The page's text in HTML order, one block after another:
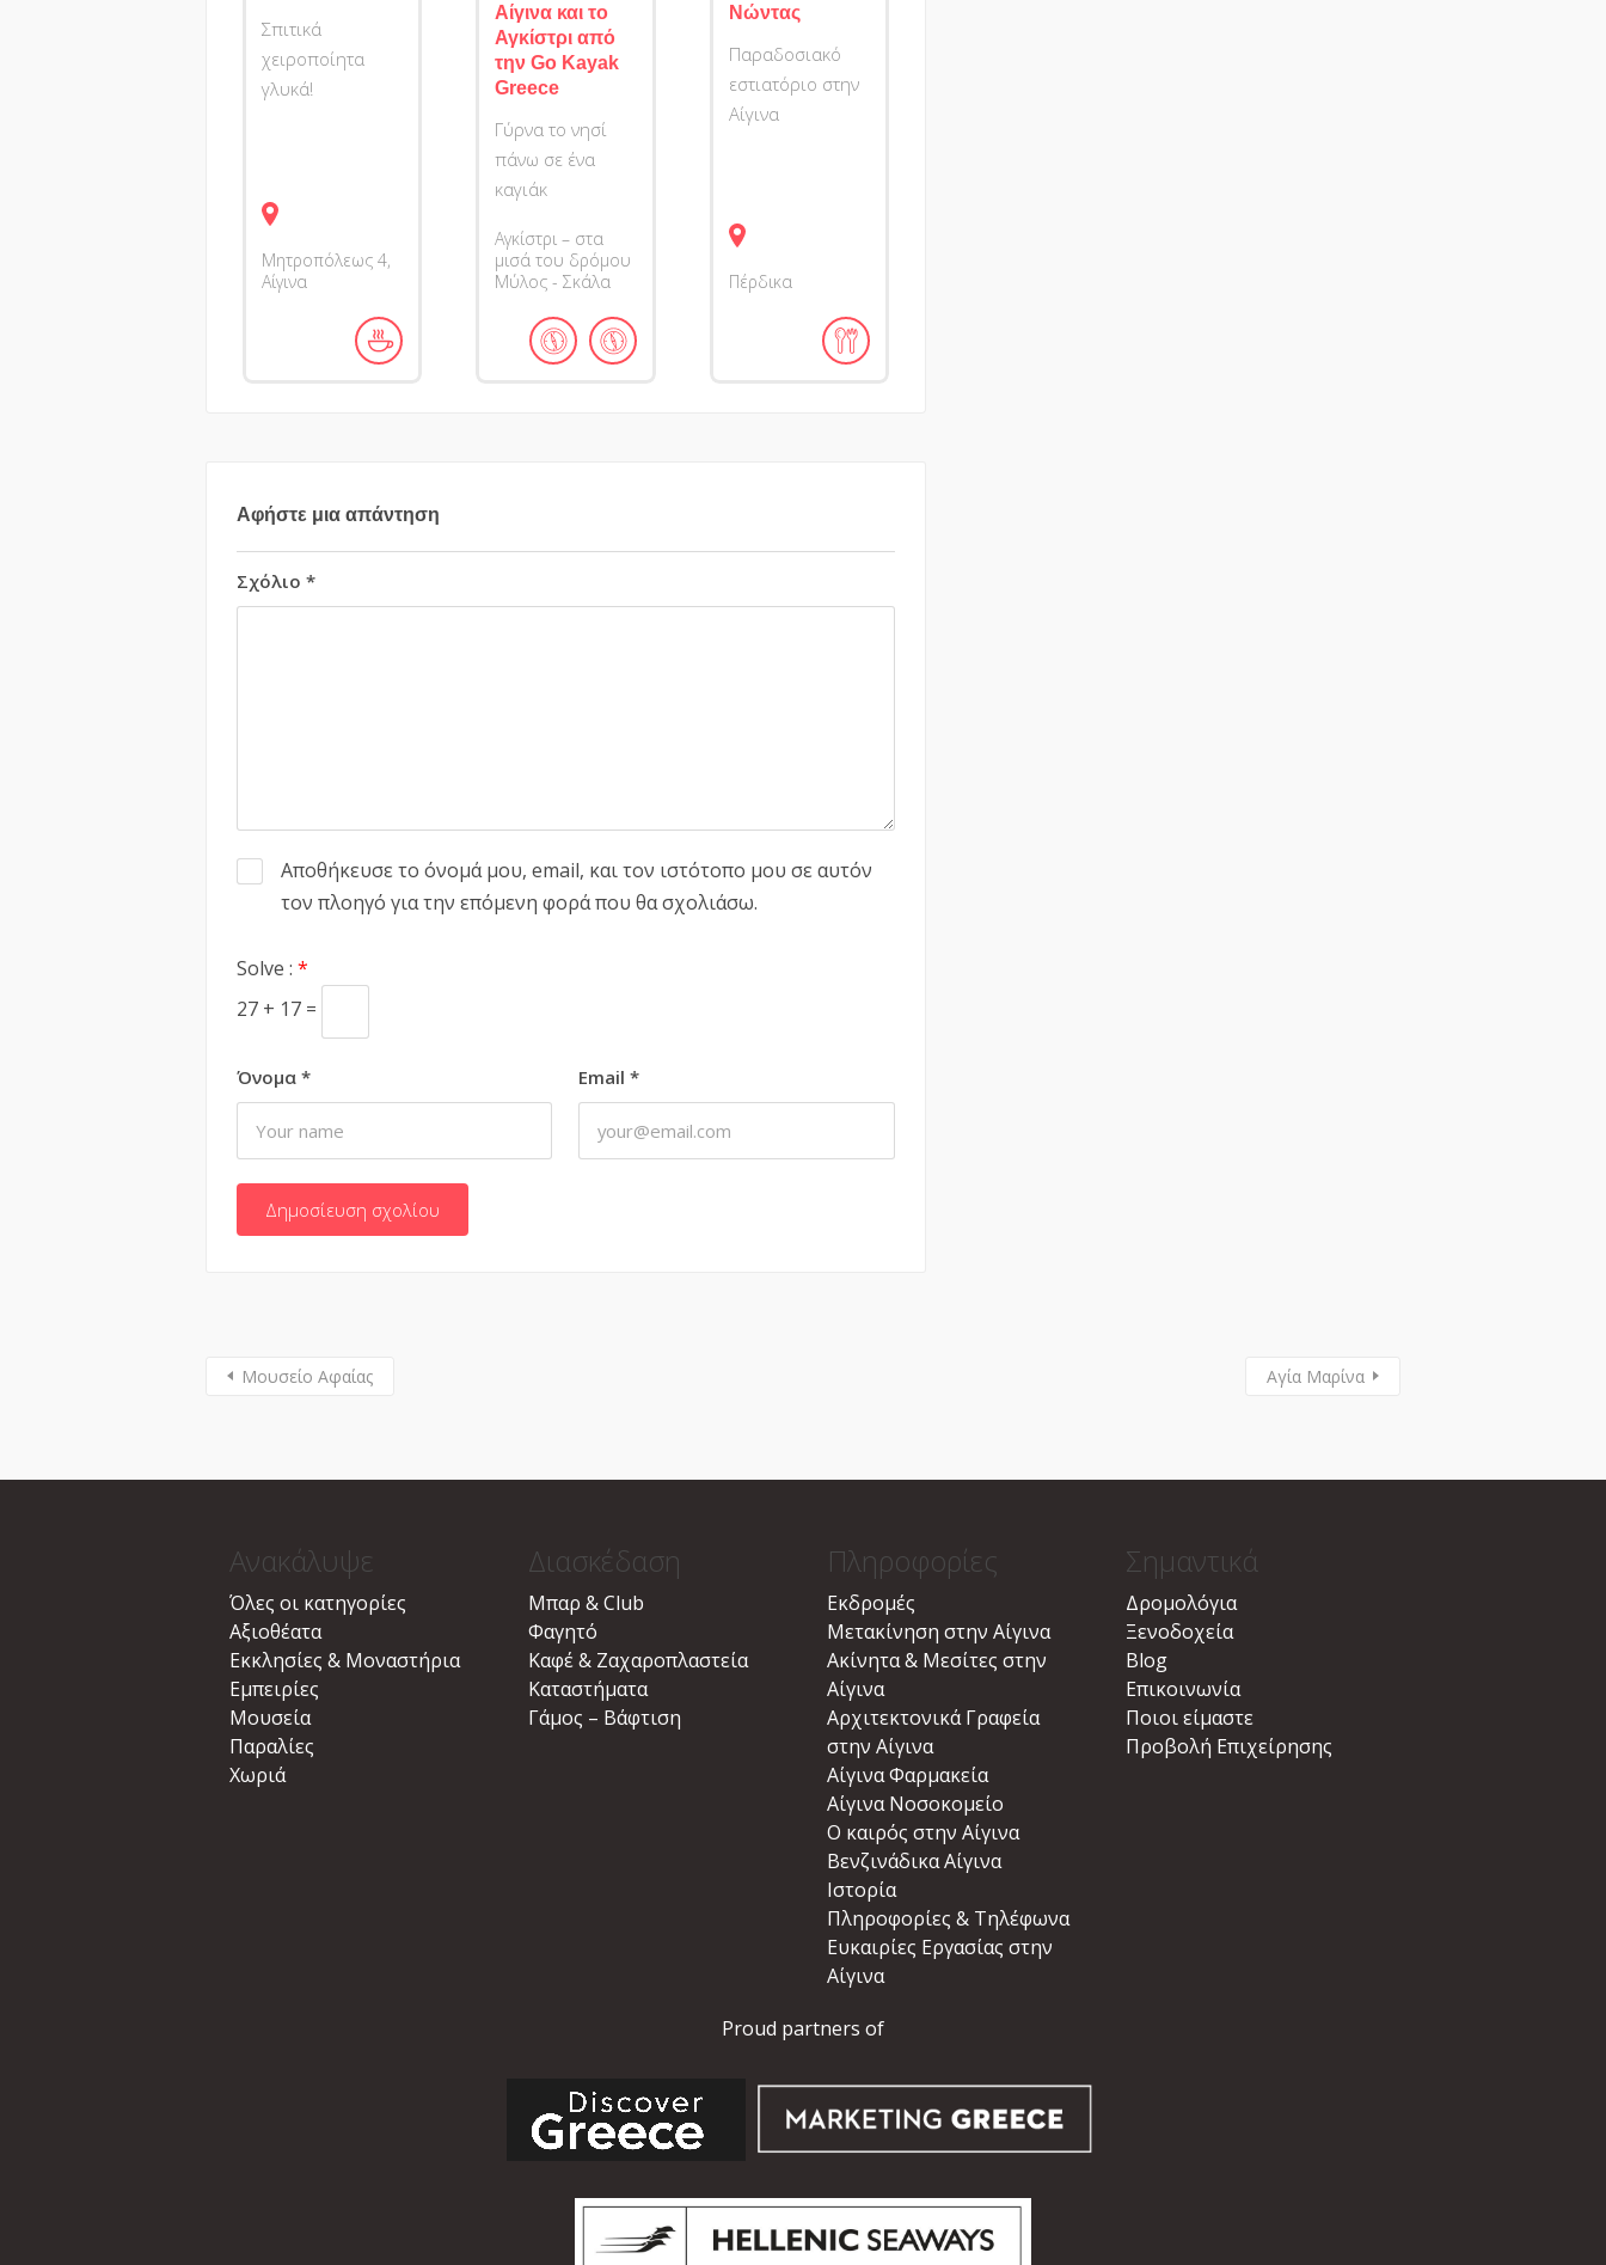
Σπιτικά
χειροποίητα
γλυκά!
Μητροπόλεως 4,
Αίγινα
Αίγινα και το
Αγκίστρι από
την Go Kayak
Greece
Γύρνα το νησί
πάνω σε ένα
καγιάκ
Αγκίστρι – στα
μισά του δρόμου
Μύλος - Σκάλα
Νώντας
Παραδοσιακό
εστιατόριο στην
Αίγινα
Πέρδικα
Αφήστε μια απάντηση
Σχόλιο *
Όνομα * Email*
Αποθήκευσε το όνομά μου, email, και τον ιστότοπο μου σε αυτόν
τον πλοηγό για την επόμενη φορά που θα σχολιάσω.
Solve : *
27 + 17 =
Μουσείο Αφαίας Αγία Μαρίνα
Ανακάλυψε
Όλες οι κατηγορίες
Αξιοθέατα
Εκκλησίες & Μοναστήρια
Εμπειρίες
Μουσεία
Παραλίες
Χωριά
Διασκέδαση
Μπαρ & Club
Φαγητό
Καφέ & Ζαχαροπλαστεία
Καταστήματα
Γάμος – Βάφτιση
Πληροφορίες
Εκδρομές
Μετακίνηση στην Αίγινα
Ακίνητα & Μεσίτες στην
Αίγινα
Αρχιτεκτονικά Γραφεία
στην Αίγινα
Αίγινα Φαρμακεία
Αίγινα Νοσοκομείο
Ο καιρός στην Αίγινα
Βενζινάδικα Αίγινα
Ιστορία
Πληροφορίες & Τηλέφωνα
Ευκαιρίες Εργασίας στην
Αίγινα
Σημαντικά
Δρομολόγια
Ξενοδοχεία
Blog
Επικοινωνία
Ποιοι είμαστε
Προβολή Επιχείρησης
Proud partners of